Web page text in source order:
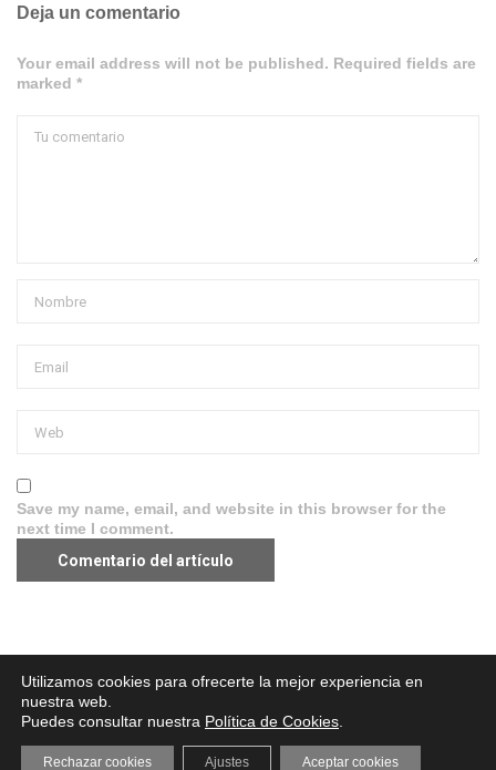
Deja un comentario
Your email address will not be published. Required fields are
marked *
Save my name, email, and website in this browser for the
next time I comment.
Aviso legal·Política de Privacidad·Política de Cookies
Utilizamos cookies para ofrecerte la mejor experiencia en
nuestra web.
Puedes consultar nuestra Política de Cookies
Aceptar cookies
Rechazar cookies Ajustes